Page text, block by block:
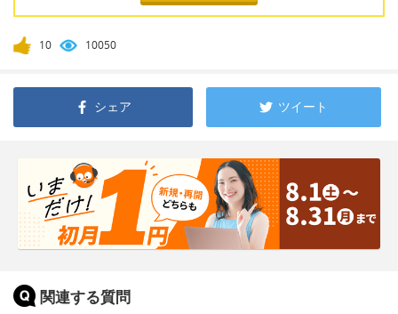
10 10050
シェア ツイート
関連する質問